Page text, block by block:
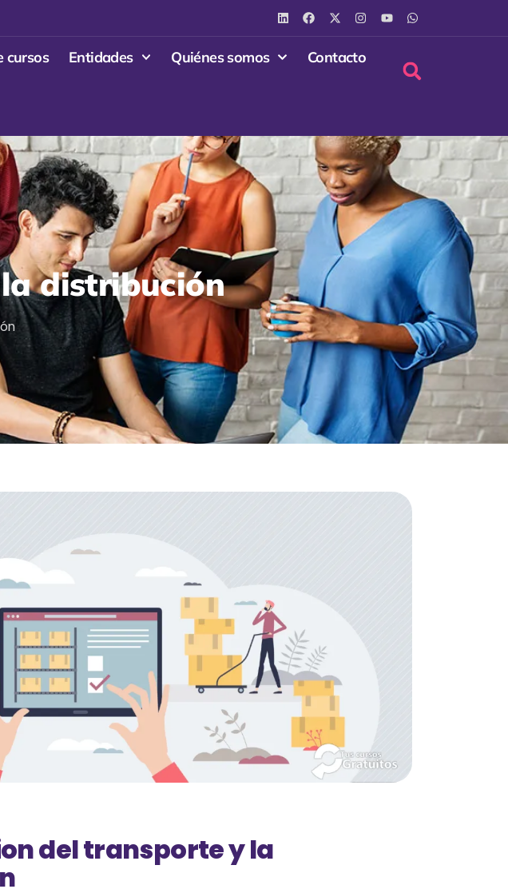
cursos Entidades Quiénes somos Contacto
distribución
del transporte y la